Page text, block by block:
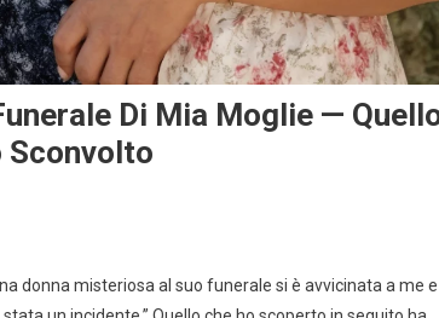
Di Mia Moglie —
Sconvolto
donna misteriosa al suo funerale si è avvicinata a me e